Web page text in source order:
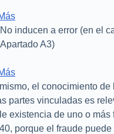
No inducen a error (en el
Apartado A3)
el conocimiento de
partes vinculadas es
existencia de uno o
porque el fraude